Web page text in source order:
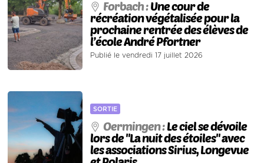
Forbach :Une cour de
récréation végétalisée pour la
prochaine rentrée des élèves de
l’école André Pfortner
Publié le vendredi 17 juillet 2026
SORTIE
Oermingen :Le ciel se dévoile
lors de "La nuit des étoiles" avec
les associations Sirius, Longevue